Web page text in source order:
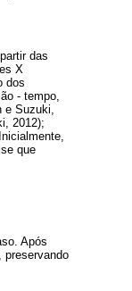
das
X
dos
- tempo,
e Suzuki,
2012);
que
Após